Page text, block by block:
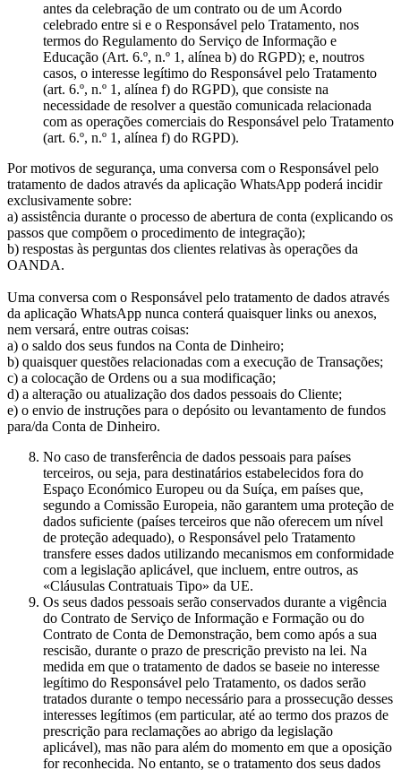
antes da celebração de um contrato ou de um Acordo
celebrado entre si e o Responsável pelo Tratamento, nos
termos do Regulamento do Serviço de Informação e
Educação (Art. 6.º, n.º 1, alínea b) do RGPD); e, noutros
casos, o interesse legítimo do Responsável pelo Tratamento
(art. 6.º, n.º 1, alínea f) do RGPD), que consiste na
necessidade de resolver a questão comunicada relacionada
com as operações comerciais do Responsável pelo Tratamento
(art. 6.º, n.º 1, alínea f) do RGPD).
Por motivos de segurança, uma conversa com o Responsável pelo
tratamento de dados através da aplicação WhatsApp poderá incidir
exclusivamente sobre:
a) assistência durante o processo de abertura de conta (explicando os
passos que compõem o procedimento de integração);
b) respostas às perguntas dos clientes relativas às operações da
OANDA.
Uma conversa com o Responsável pelo tratamento de dados através
da aplicação WhatsApp nunca conterá quaisquer links ou anexos,
nem versará, entre outras coisas:
a) o saldo dos seus fundos na Conta de Dinheiro;
b) quaisquer questões relacionadas com a execução de Transações;
c) a colocação de Ordens ou a sua modificação;
d) a alteração ou atualização dos dados pessoais do Cliente;
e) o envio de instruções para o depósito ou levantamento de fundos
para/da Conta de Dinheiro.
No caso de transferência de dados pessoais para países
terceiros, ou seja, para destinatários estabelecidos fora do
Espaço Económico Europeu ou da Suíça, em países que,
segundo a Comissão Europeia, não garantem uma proteção de
dados suficiente (países terceiros que não oferecem um nível
de proteção adequado), o Responsável pelo Tratamento
transfere esses dados utilizando mecanismos em conformidade
com a legislação aplicável, que incluem, entre outros, as
«Cláusulas Contratuais Tipo» da UE.
Os seus dados pessoais serão conservados durante a vigência
do Contrato de Serviço de Informação e Formação ou do
Contrato de Conta de Demonstração, bem como após a sua
rescisão, durante o prazo de prescrição previsto na lei. Na
medida em que o tratamento de dados se baseie no interesse
legítimo do Responsável pelo Tratamento, os dados serão
tratados durante o tempo necessário para a prossecução desses
interesses legítimos (em particular, até ao termo dos prazos de
prescrição para reclamações ao abrigo da legislação
aplicável), mas não para além do momento em que a oposição
for reconhecida. No entanto, se o tratamento dos seus dados